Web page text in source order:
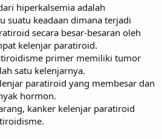
hiperkalsemia adalah
suatu keadaan dimana terjadi
secara besar-besaran oleh
kelenjar paratiroid.
primer memiliki tumor
satu kelenjarnya.
paratiroid yang membesar dan
hormon.
kanker kelenjar paratiroid